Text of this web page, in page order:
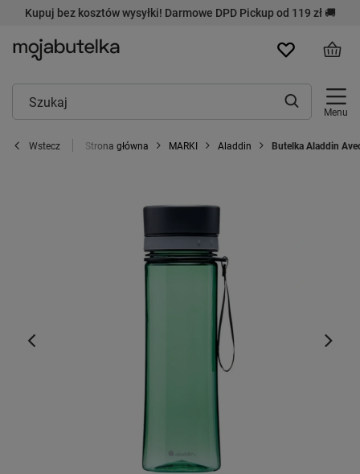
Kupuj bez kosztów wysyłki! Darmowe DPD Pickup od 119 zł 🚚
Menu
Wstecz Strona główna MARKI Aladdin Butelka Aladdin